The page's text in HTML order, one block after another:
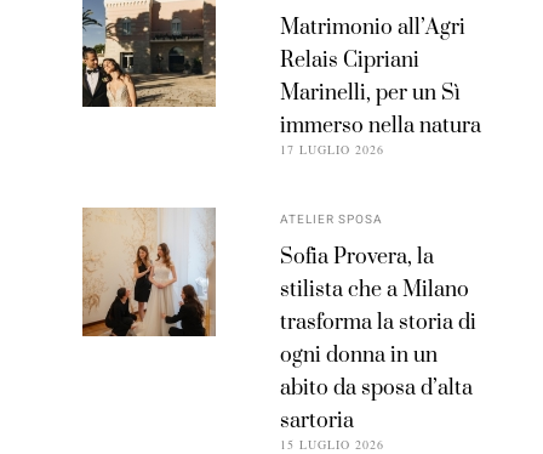
Matrimonio all’Agri
Relais Cipriani
Marinelli, per un Sì
immerso nella natura
17 LUGLIO 2026
ATELIER SPOSA
Sofia Provera, la
stilista che a Milano
trasforma la storia di
ogni donna in un
abito da sposa d’alta
sartoria
15 LUGLIO 2026